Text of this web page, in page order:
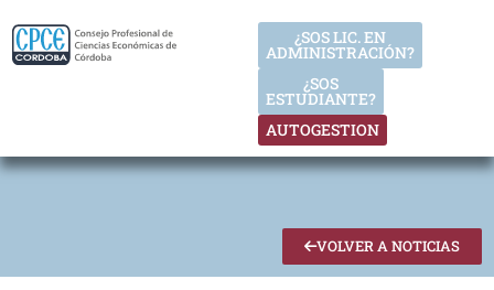
AUTOGESTION
¿SOS
ESTUDIANTE?
¿SOS LIC. EN
ADMINISTRACIÓN?
VOLVER A NOTICIAS